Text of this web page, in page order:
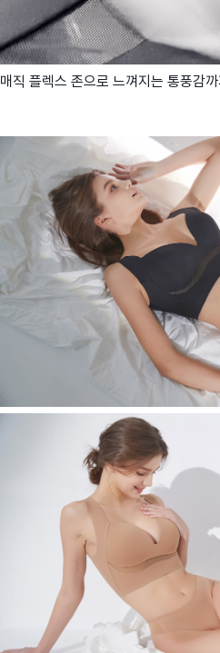
매직 플렉스 존으로 느껴지는 통풍감